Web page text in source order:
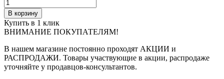
В корзину
Купить в 1 клик
ВНИМАНИЕ ПОКУПАТЕЛЯМ!
В нашем магазине постоянно проходят АКЦИИ и
РАСПРОДАЖИ. Товары участвующие в акции, распродаже
уточняйте у продавцов-консультантов.